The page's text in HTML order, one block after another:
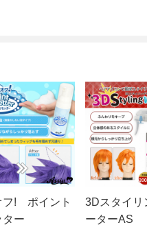
フ! ポイント
ター
3Dスタイリ
ーターAS